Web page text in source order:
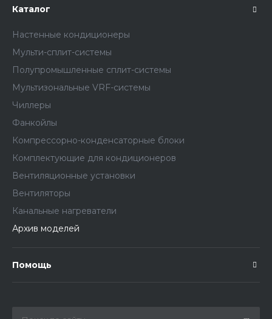
Каталог
Настенные кондиционеры
Мульти-сплит-системы
Полупромышленные сплит-системы
Мультизональные VRF-системы
Чиллеры
Фанкойлы
Компрессорно-конденсаторные блоки
Комплектующие для кондиционеров
Вентиляционные установки
Вентиляторы
Канальные нагреватели
Архив моделей
Помощь